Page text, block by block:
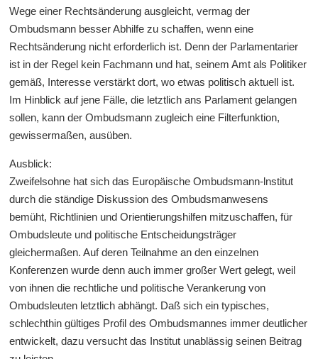
Wege einer Rechtsänderung ausgleicht, vermag der
Ombudsmann besser Abhilfe zu schaffen, wenn eine
Rechtsänderung nicht erforderlich ist. Denn der Parlamentarier
ist in der Regel kein Fachmann und hat, seinem Amt als Politiker
gemäß, Interesse verstärkt dort, wo etwas politisch aktuell ist.
Im Hinblick auf jene Fälle, die letztlich ans Parlament gelangen
sollen, kann der Ombudsmann zugleich eine Filterfunktion,
gewissermaßen, ausüben.
Ausblick:
Zweifelsohne hat sich das Europäische Ombudsmann-lnstitut
durch die ständige Diskussion des Ombudsmanwesens
bemüht, Richtlinien und Orientierungshilfen mitzuschaffen, für
Ombudsleute und politische Entscheidungsträger
gleichermaßen. Auf deren Teilnahme an den einzelnen
Konferenzen wurde denn auch immer großer Wert gelegt, weil
von ihnen die rechtliche und politische Verankerung von
Ombudsleuten letztlich abhängt. Daß sich ein typisches,
schlechthin gültiges Profil des Ombudsmannes immer deutlicher
entwickelt, dazu versucht das Institut unablässig seinen Beitrag